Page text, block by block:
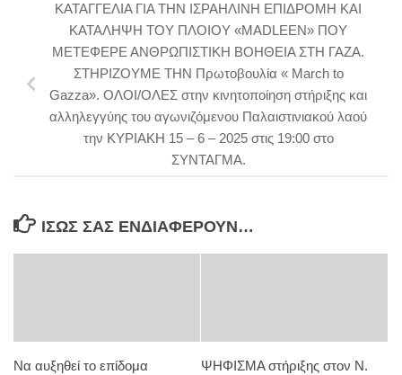
ΚΑΤΑΓΓΕΛΙΑ ΓΙΑ ΤΗΝ ΙΣΡΑΗΛΙΝΗ ΕΠΙΔΡΟΜΗ ΚΑΙ
ΚΑΤΑΛΗΨΗ ΤΟΥ ΠΛΟΙΟΥ «MADLEEN» ΠΟΥ
ΜΕΤΕΦΕΡΕ ΑΝΘΡΩΠΙΣΤΙΚΗ ΒΟΗΘΕΙΑ ΣΤΗ ΓΑΖΑ.
ΣΤΗΡΙΖΟΥΜΕ ΤΗΝ Πρωτοβουλία « March to
Gazza». ΟΛΟΙ/ΟΛΕΣ στην κινητοποίηση στήριξης και
αλληλεγγύης του αγωνιζόμενου Παλαιστινιακού λαού
την ΚΥΡΙΑΚΗ 15 – 6 – 2025 στις 19:00 στο
ΣΥΝΤΑΓΜΑ.
ΊΣΩΣ ΣΑΣ ΕΝΔΙΑΦΈΡΟΥΝ…
Να αυξηθεί το επίδομα
ΨΗΦΙΣΜΑ στήριξης στον Ν.